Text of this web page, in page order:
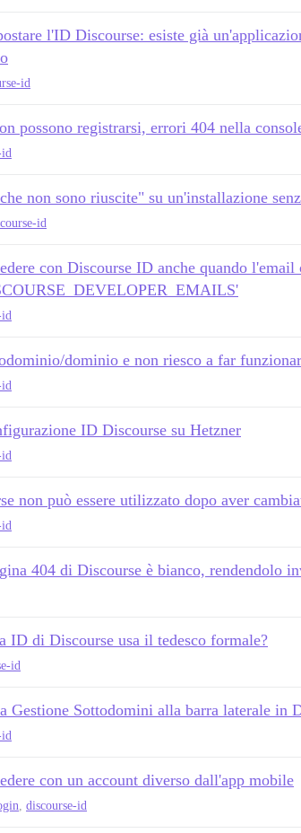
l'ID Discourse: esiste già
id
possono registrarsi, errori 404 nella
id
non sono riuscite" su un'installazione
id
con Discourse ID anche quando
id
dominio e non riesco a far
id
ID Discourse su Hetzner
id
non può essere utilizzato dopo aver
id
404 di Discourse è bianco, rendendolo
ID di Discourse usa il tedesco formale?
id
Gestione Sottodomini alla barra laterale in
id
con un account diverso dall'app mobile
discourse-id